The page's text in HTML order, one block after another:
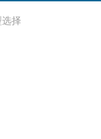
择